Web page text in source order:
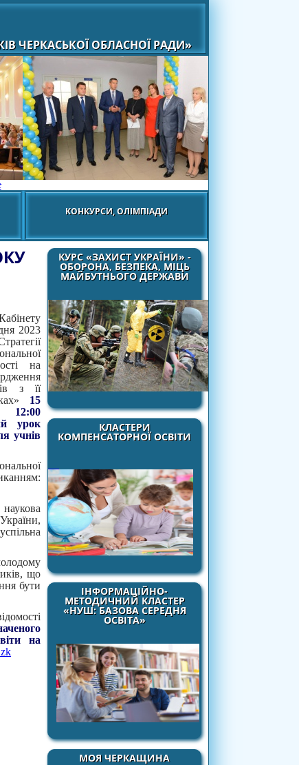
ЧЕРКАСЬКОЇ ОБЛАСНОЇ РАДИ»
КОНКУРСИ, ОЛІМПІАДИ
КУРС «ЗАХИСТ УКРАЇНИ» -
ОБОРОНА, БЕЗПЕКА, МІЦЬ
МАЙБУТНЬОГО ДЕРЖАВИ
КЛАСТЕРИ
КОМПЕНСАТОРНОЇ ОСВІТИ
ІНФОРМАЦІЙНО-
МЕТОДИЧНИЙ КЛАСТЕР
«НУШ: БАЗОВА СЕРЕДНЯ
ОСВІТА»
МОЯ ЧЕРКАЩИНА
2023
на
з її
15
урок
учнів
що
бути
на